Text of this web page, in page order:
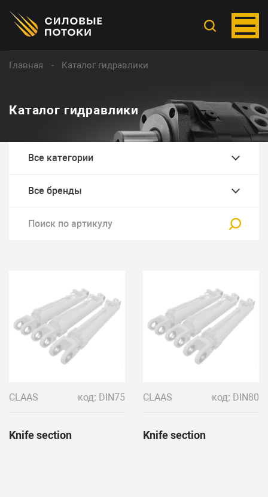
Главная Каталог гидравлики
Каталог гидравлики
CLAAS код: DIN75
Knife section
CLAAS код: DIN80
Knife section
Все категории
Все бренды